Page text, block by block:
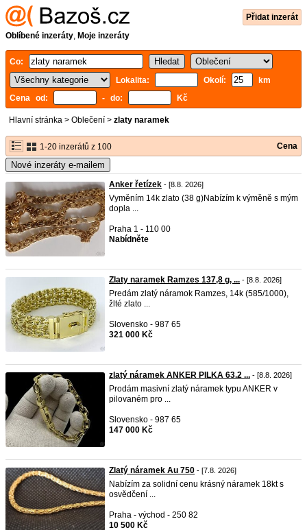
Přidat inzerát
Oblíbené inzeráty, Moje inzeráty
Co:
Lokalita:
Okolí:
km
Cena od:
- do: Kč
Hlavní stránka > Oblečení > zlaty naramek
1-20 inzerátů z 100 Cena
Nové inzeráty e-mailem
Anker řetízek - [8.8. 2026]
Vyměním 14k zlato (38 g) ​Nabízím k výměně s mým
dopla ...
Praha 1 - 110 00
Nabídněte
Zlaty naramek Ramzes 137,8 g, ... - [8.8. 2026]
Predám zlatý náramok Ramzes, 14k (585/1000),
žlté zlato ...
Slovensko - 987 65
321 000 Kč
zlatý náramek ANKER PILKA 63.2 ... - [8.8. 2026]
Prodám masivní zlatý náramek typu ANKER v
pilovaném pro ...
Slovensko - 987 65
147 000 Kč
Zlatý náramek Au 750 - [7.8. 2026]
Nabízím za solidní cenu krásný náramek 18kt s
osvědčení ...
Praha - východ - 250 82
10 500 Kč